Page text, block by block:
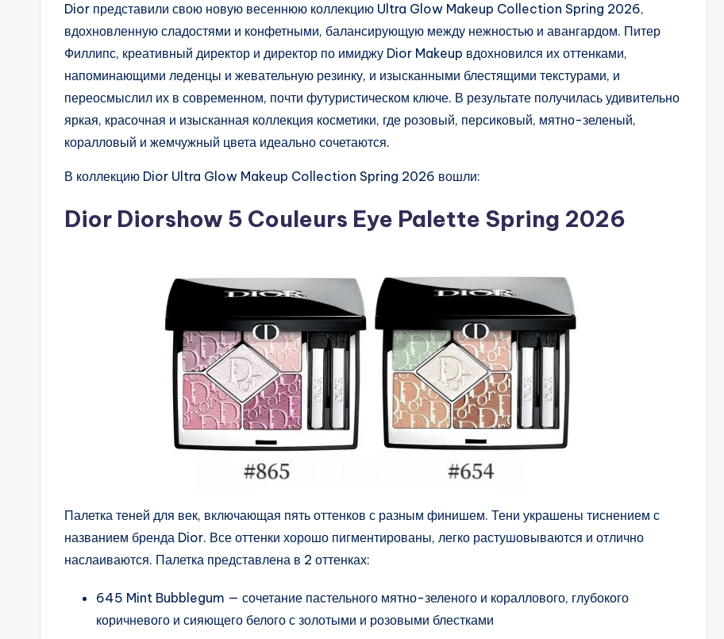
Dior представили свою новую весеннюю коллекцию Ultra Glow Makeup Collection Spring 2026,
вдохновленную сладостями и конфетными, балансирующую между нежностью и авангардом. Питер
Филлипс, креативный директор и директор по имиджу Dior Makeup вдохновился их оттенками,
напоминающими леденцы и жевательную резинку, и изысканными блестящими текстурами, и
переосмыслил их в современном, почти футуристическом ключе. В результате получилась удивительно
яркая, красочная и изысканная коллекция косметики, где розовый, персиковый, мятно-зеленый,
коралловый и жемчужный цвета идеально сочетаются.
В коллекцию Dior Ultra Glow Makeup Collection Spring 2026 вошли:
Dior Diorshow 5 Couleurs Eye Palette Spring 2026
Палетка теней для век, включающая пять оттенков с разным финишем. Тени украшены тиснением с
названием бренда Dior. Все оттенки хорошо пигментированы, легко растушовываются и отлично
наслаиваются. Палетка представлена в 2 оттенках:
645 Mint Bubblegum — сочетание пастельного мятно-зеленого и кораллового, глубокого
коричневого и сияющего белого с золотыми и розовыми блестками